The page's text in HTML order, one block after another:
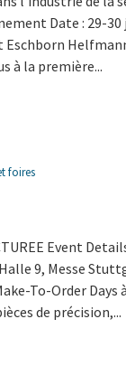
Date : 29-30
à la première...
foires
Event
Halle 9, Messe
To-Order
de précision,...